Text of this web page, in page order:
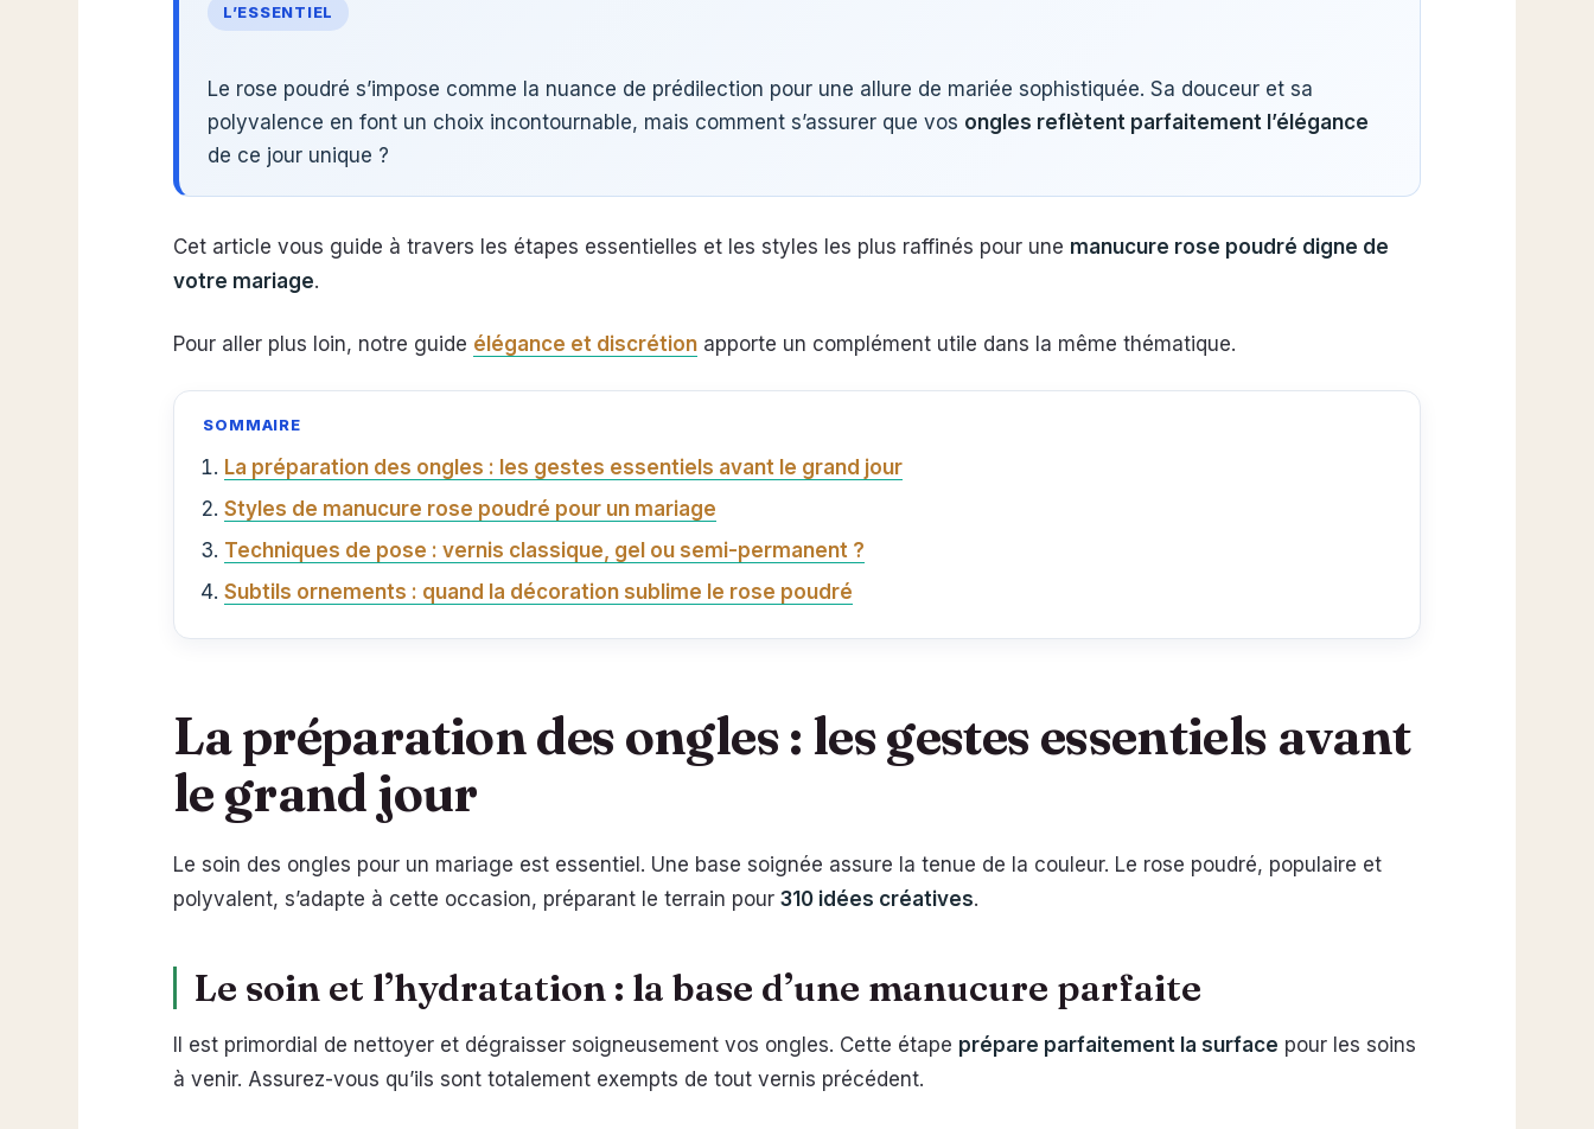
L’ESSENTIEL
Le rose poudré s’impose comme la nuance de prédilection pour une allure de mariée sophistiquée. Sa douceur et sa
polyvalence en font un choix incontournable, mais comment s’assurer que vos ongles reflètent parfaitement l’élégance
de ce jour unique ?
Cet article vous guide à travers les étapes essentielles et les styles les plus raffinés pour une manucure rose poudré digne de
votre mariage.
Pour aller plus loin, notre guide élégance et discrétion apporte un complément utile dans la même thématique.
SOMMAIRE
La préparation des ongles : les gestes essentiels avant le grand jour
Styles de manucure rose poudré pour un mariage
Techniques de pose : vernis classique, gel ou semi-permanent ?
Subtils ornements : quand la décoration sublime le rose poudré
La préparation des ongles : les gestes essentiels avant
le grand jour
Le soin des ongles pour un mariage est essentiel. Une base soignée assure la tenue de la couleur. Le rose poudré, populaire et
polyvalent, s’adapte à cette occasion, préparant le terrain pour 310 idées créatives.
Le soin et l’hydratation : la base d’une manucure parfaite
Il est primordial de nettoyer et dégraisser soigneusement vos ongles. Cette étape prépare parfaitement la surface pour les soins
à venir. Assurez-vous qu’ils sont totalement exempts de tout vernis précédent.